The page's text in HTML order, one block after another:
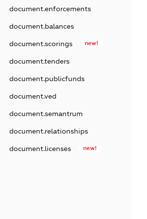
document.enforcements
document.balances
document.scorings new!
document.tenders
document.publicfunds
document.ved
document.semantrum
document.relationships
document.licenses new!